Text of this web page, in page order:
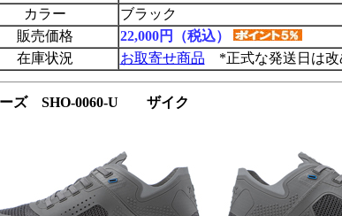
カラー
ブラック
販売価格
22,000円（税込）
在庫状況
お取寄せ商品 *正式な発送日は改
ーズ SHO-0060-U ザイク